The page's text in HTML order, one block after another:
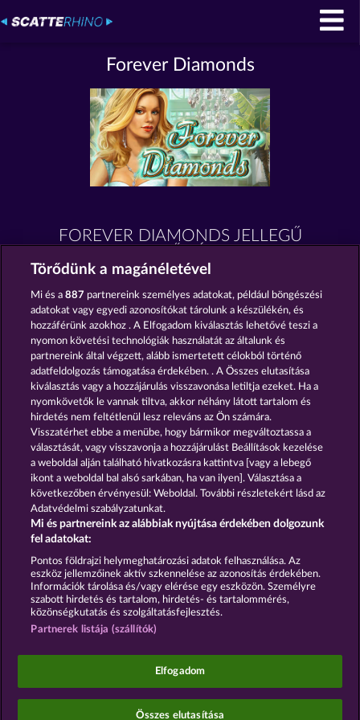
Forever Diamonds
FOREVER DIAMONDS JELLEGŰ
Maaax Diamonds Sticky Diamonds
Részvételi feltételek
Adatkezelési tájékoztató Impresszum
A cég
célt szolgálnak, és azok egyáltalán nem
befolyásolják, hogy a játékos a jövőben valódi
terén.
©2026 Whow Games GmbH
Törődünk a magánéletével
Mi és a887 partnereink személyes adatokat, például böngészési
adatokat vagy egyedi azonosítókat tárolunk a készülékén, és
hozzáférünk azokhoz . A Elfogadom kiválasztás lehetővé teszi a
nyomon követési technológiák használatát az általunk és
partnereink által végzett, alább ismertetett célokból történő
adatfeldolgozás támogatása érdekében. . A Összes elutasítása
kiválasztás vagy a hozzájárulás visszavonása letiltja ezeket. Ha a
nyomkövetők le vannak tiltva, akkor néhány látott tartalom és
hirdetés nem feltétlenül lesz releváns az Ön számára.
Visszatérhet ebbe a menübe, hogy bármikor megváltoztassa a
választását, vagy visszavonja a hozzájárulást Beállítások kezelése
a weboldal alján található hivatkozásra kattintva [vagy a lebegő
ikont a weboldal bal alsó sarkában, ha van ilyen]. Választása a
következőben érvényesül: Weboldal. További részletekért lásd az
Adatvédelmi szabályzatunkat.
Mi és partnereink az alábbiak nyújtása érdekében dolgozunk
fel adatokat:
Pontos földrajzi helymeghatározási adatok felhasználása. Az
eszköz jellemzőinek aktív szkennelése az azonosítás érdekében.
Információk tárolása és/vagy elérése egy eszközön. Személyre
szabott hirdetés és tartalom, hirdetés- és tartalommérés,
közönségkutatás és szolgáltatásfejlesztés.
Partnerek listája (szállítók)
Elfogadom
Összes elutasítása